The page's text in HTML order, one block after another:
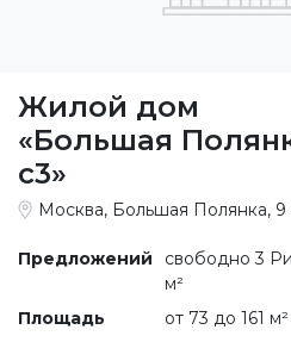
Жилой дом
«Большая
c3»
Москва, Большая Полянка, 9
Предложений
свободно 3
м²
Площадь
от 73 до 161 м²